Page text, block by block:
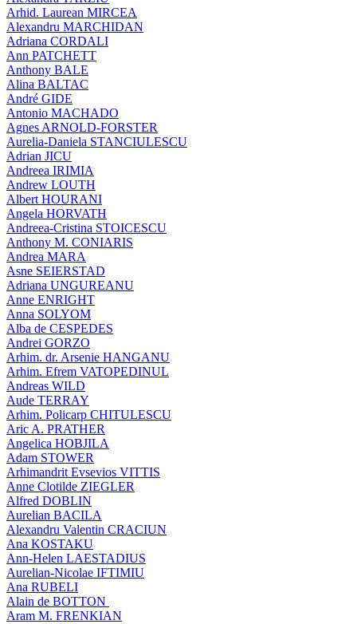
Arhid. Laurean MIRCEA
Alexandru MARCHIDAN
Adriana CORDALI
Ann PATCHETT
Anthony BALE
Alina BALTAC
André GIDE
Antonio MACHADO
Agnes ARNOLD-FORSTER
Aurelia-Daniela STANCIULESCU
Adrian JICU
Andreea IRIMIA
Andrew LOUTH
Albert HOURANI
Angela HORVATH
Andreea-Cristina STOICESCU
Anthony M. CONIARIS
Andrea MARA
Asne SEIERSTAD
Adriana UNGUREANU
Anne ENRIGHT
Anna SOLYOM
Alba de CESPEDES
Andrei GORZO
Arhim. dr. Arsenie HANGANU
Arhim. Efrem VATOPEDINUL
Andreas WILD
Aude TERRAY
Arhim. Policarp CHITULESCU
Aric A. PRATHER
Angelica HOBJILA
Adam STOWER
Arhimandrit Evsevios VITTIS
Anne Clotilde ZIEGLER
Alfred DOBLIN
Aurelian BACILA
Alexandru Valentin CRACIUN
Ana KOSTAKU
Ann-Helen LAESTADIUS
Aurelian-Nicolae IFTIMIU
Ana RUBELI
Alain de BOTTON
Aram Μ. FRENKIAN